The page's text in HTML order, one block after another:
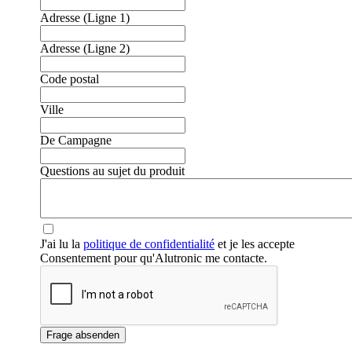
Adresse (Ligne 1)
Adresse (Ligne 2)
Code postal
Ville
De Campagne
Questions au sujet du produit
J'ai lu lapolitique de confidentialité et je les accepte
Consentement pour qu'Alutronic me contacte.
Frage absenden